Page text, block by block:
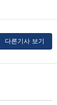
다른기사 보기